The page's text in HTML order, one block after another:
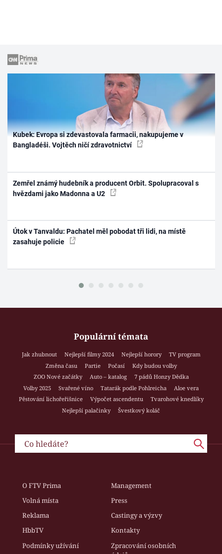
Kubek: Evropa si zdevastovala farmacii, nakupujeme v
Bangladéši. Vojtěch ničí zdravotnictví
Zemřel známý hudebník a producent Orbit. Spolupracoval s
hvězdami jako Madonna a U2
Útok v Tanvaldu: Pachatel měl pobodat tři lidi, na místě
zasahuje policie
Populární témata
Jak zhubnout Nejlepší filmy 2024 Nejlepší horory
TV program
Změna času
Partie Počasí
Kdy budou volby
ZOO Nové začátky
Auto – katalog
7 pádů Honzy Dědka
Volby 2025
Svařené víno Tatarák podle Pohlreicha
Aloe vera
Pěstování lichořeřišnice
Výpočet ascendentu
Tvarohové knedlíky
Nejlepší palačinky
Švestkový koláč
O FTV Prima
Management
Volná místa
Press
Reklama
Castingy a výzvy
HbbTV
Kontakty
Podmínky užívání
Zpracování osobních